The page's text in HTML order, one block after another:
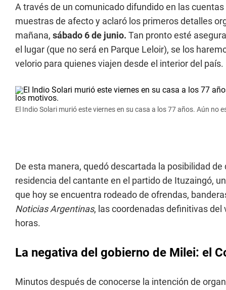
A través de un comunicado difundido en las
muestras de afecto y aclaró los primeros detalles
mañana, sábado 6 de junio. Tan pronto esté
el lugar (que no será en Parque Leloir), se los
velorio para quienes viajen desde el interior del país.
El Indio Solari murió este viernes en su casa a los 77 años. Aún
De esta manera, quedó descartada la posibilidad
residencia del cantante en el partido de Ituzaingó,
que hoy se encuentra rodeado de ofrendas,
Noticias Argentinas, las coordenadas definitivas
horas.
La negativa del gobierno de Milei: el
Minutos después de conocerse la intención de